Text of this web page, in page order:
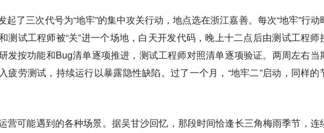
起了三次代号为“地牢”的集中攻关行动，地点选在浙江嘉善。每次“地牢”行动
测试工程师被“关”进一个场地，白天开发代码，晚上十二点后由测试工程师
发按功能和Bug清单逐项推进，测试工程师对照清单逐项验证。两周左右当
疲劳测试，持续运行以暴露隐性缺陷。过了一个月，“地牢二”启动，同样的
营可能遇到的各种场景。据吴甘沙回忆，那段时间恰逢长三角梅雨季节，连